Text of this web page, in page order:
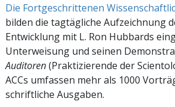
Die Fortgeschrittenen
bilden die tagtägliche Aufzeichnung
Entwicklung mit L. Ron Hubbards
Unterweisung und seinen
Auditoren(Praktizierende der
ACCs umfassen mehr als 1000
schriftliche Ausgaben.